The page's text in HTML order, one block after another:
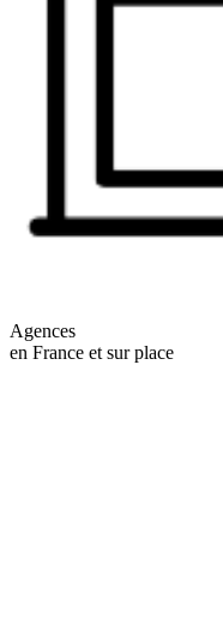
Agences
en France et sur place